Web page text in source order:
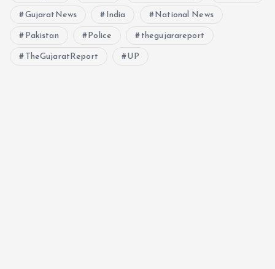
GujaratNews India National News
Pakistan Police thegujarareport
TheGujaratReport UP